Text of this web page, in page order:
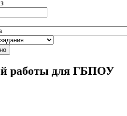
работы для ГБПОУ